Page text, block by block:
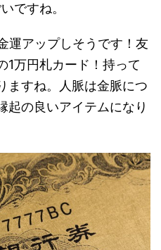
ですね。
運アップしそうです！友
1万円札カード！持って
ますね。人脈は金脈につ
起の良いアイテムになり